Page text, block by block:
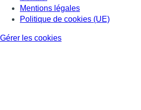
Mentions légales
Politique de cookies (UE)
Gérer les cookies